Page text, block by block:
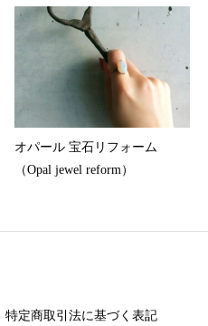
オパール 宝石リフォーム
（Opal jewel reform）
特定商取引法に基づく表記